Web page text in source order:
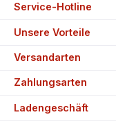
Service-Hotline
Unsere Vorteile
Versandarten
Zahlungsarten
Ladengeschäft